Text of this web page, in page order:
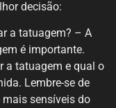
decisão:
a tatuagem? – A
é importante.
a tatuagem e qual o
Lembre-se de
sensíveis do